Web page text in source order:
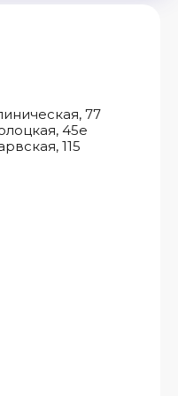
77
45е
115